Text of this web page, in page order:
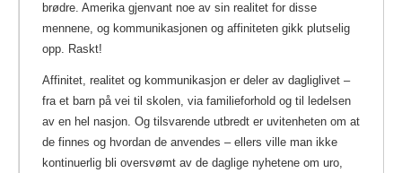
brødre. Amerika gjenvant noe av sin realitet for disse
mennene, og kommunikasjonen og affiniteten gikk plutselig
opp. Raskt!
Affinitet, realitet og kommunikasjon er deler av dagliglivet –
fra et barn på vei til skolen, via familieforhold og til ledelsen
av en hel nasjon. Og tilsvarende utbredt er uvitenheten om at
de finnes og hvordan de anvendes – ellers ville man ikke
kontinuerlig bli oversvømt av de daglige nyhetene om uro,